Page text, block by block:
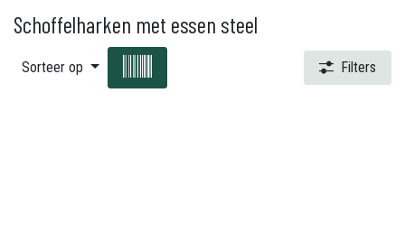
Schoffelharken met essen steel
Sorteer op Filters